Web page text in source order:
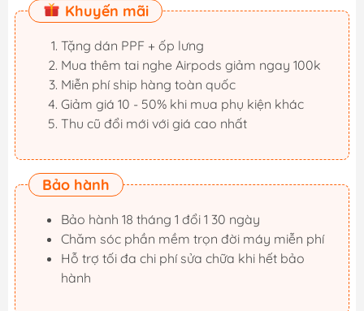
Khuyến mãi
Tặng dán PPF + ốp lưng
Mua thêm tai nghe Airpods giảm ngay 100k
Miễn phí ship hàng toàn quốc
Giảm giá 10 - 50% khi mua phụ kiện khác
Thu cũ đổi mới với giá cao nhất
Bảo hành
Bảo hành 18 tháng 1 đổi 1 30 ngày
Chăm sóc phần mềm trọn đời máy miễn phí
Hỗ trợ tối đa chi phí sửa chữa khi hết bảo
hành